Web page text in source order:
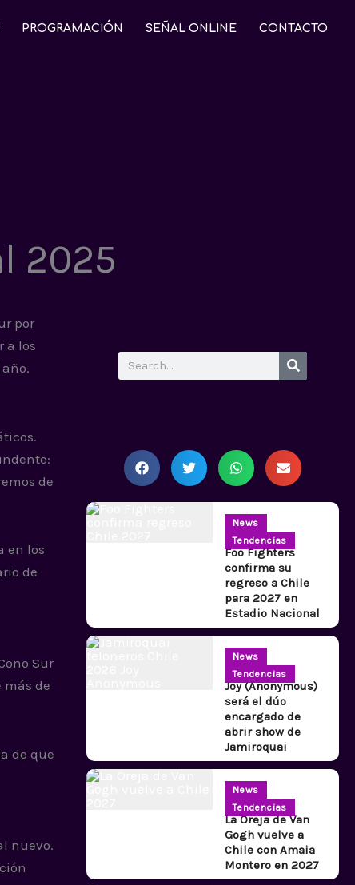
PROGRAMACIÓN SEÑAL ONLINE CONTACTO
2025
por
a los
de
en los
de
Sur
más de
de que
nuevo.
Search
News
Tendencias
Foo Fighters
confirma su
regreso a Chile
para 2027 en
Estadio Nacional
News
Tendencias
Joy (Anonymous)
será el dúo
encargado de
abrir show de
Jamiroquai
News
Tendencias
La Oreja de Van
Gogh vuelve a
Chile con Amaia
Montero en 2027